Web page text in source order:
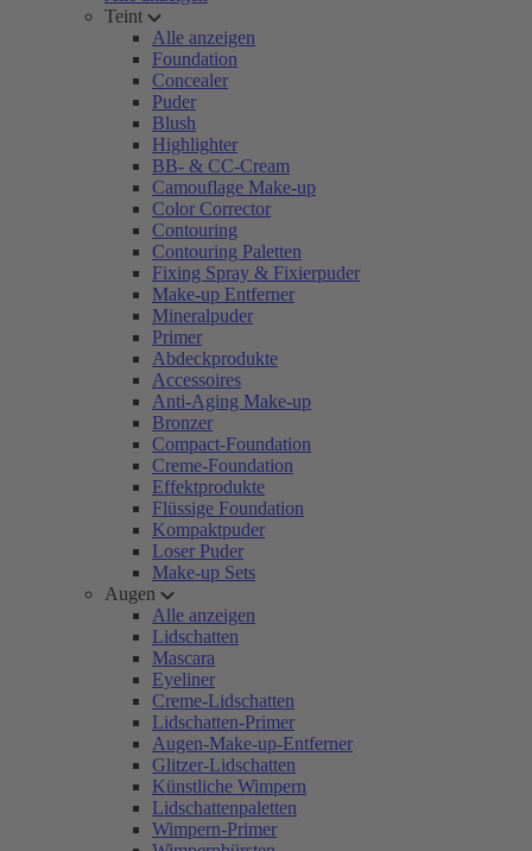
Teint
Alle anzeigen
Foundation
Concealer
Puder
Blush
Highlighter
BB- & CC-Cream
Camouflage Make-up
Color Corrector
Contouring
Contouring Paletten
Fixing Spray & Fixierpuder
Make-up Entferner
Mineralpuder
Primer
Abdeckprodukte
Accessoires
Anti-Aging Make-up
Bronzer
Compact-Foundation
Creme-Foundation
Effektprodukte
Flüssige Foundation
Kompaktpuder
Loser Puder
Make-up Sets
Augen
Alle anzeigen
Lidschatten
Mascara
Eyeliner
Creme-Lidschatten
Lidschatten-Primer
Augen-Make-up-Entferner
Glitzer-Lidschatten
Künstliche Wimpern
Lidschattenpaletten
Wimpern-Primer